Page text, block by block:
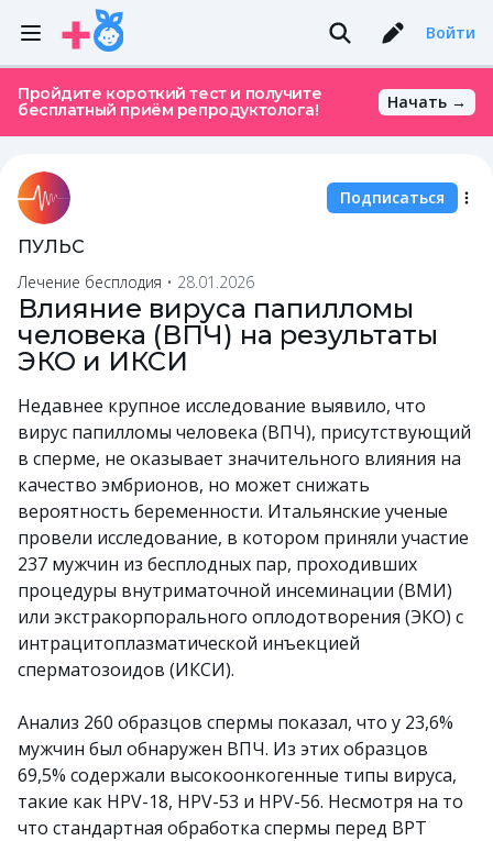
Войти
Пройдите короткий тест и получите
бесплатный приём репродуктолога!
Начать →
ПУЛЬС
Подписаться
Лечение бесплодия • 28.01.2026
Влияние вируса папилломы
человека (ВПЧ) на результаты
ЭКО и ИКСИ
Недавнее крупное исследование выявило, что
вирус папилломы человека (ВПЧ), присутствующий
в сперме, не оказывает значительного влияния на
качество эмбрионов, но может снижать
вероятность беременности. Итальянские ученые
провели исследование, в котором приняли участие
237 мужчин из бесплодных пар, проходивших
процедуры внутриматочной инсеминации (ВМИ)
или экстракорпорального оплодотворения (ЭКО) с
интрацитоплазматической инъекцией
сперматозоидов (ИКСИ).
Анализ 260 образцов спермы показал, что у 23,6%
мужчин был обнаружен ВПЧ. Из этих образцов
69,5% содержали высокоонкогенные типы вируса,
такие как HPV-18, HPV-53 и HPV-56. Несмотря на то
что стандартная обработка спермы перед ВРТ